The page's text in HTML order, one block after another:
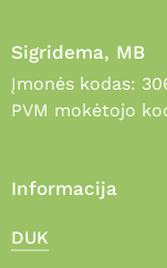
Sigridema, MB
Įmonės kodas:
PVM mokėtojo
Informacija
DUK